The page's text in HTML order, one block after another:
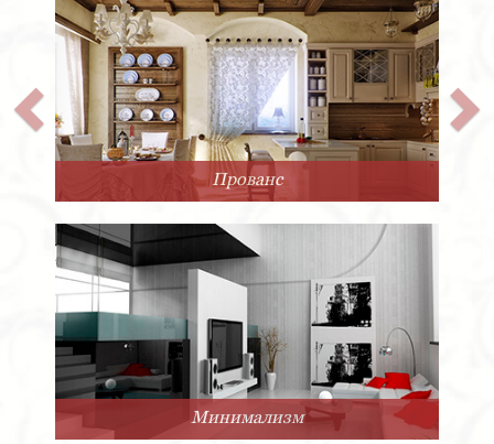
Прованс
Минимализм